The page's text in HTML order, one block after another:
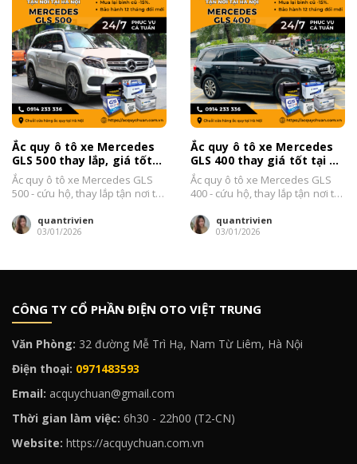
Ắc quy ô tô xe Mercedes
GLS 500 thay lắp, giá tốt
tại Hà Nội 2026
Ắc quy ô tô xe Mercedes GLS
500 - cứu hộ, thay lắp tận nơi tại
quantrivien
03/01/2026
Ắc quy ô tô xe Mercedes
GLS 400 thay giá tốt tại Hà
Nội 2026
Ắc quy ô tô xe Mercedes GLS
400 - cứu hộ, thay lắp tận nơi tại
quantrivien
03/01/2026
CÔNG TY CỔ PHẦN ĐIỆN OTO VIỆT TRUNG
Văn Phòng: 32 đường Mễ Trì Hạ, Nam Từ Liêm, Hà Nội
Điện thoại: 0971483593
Email: acquychuan@gmail.com
Thời gian làm việc: 6h30 - 22h00 (T2-CN)
Website: https://acquychuan.com.vn